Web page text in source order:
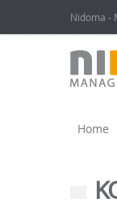
Nidoma -
Home